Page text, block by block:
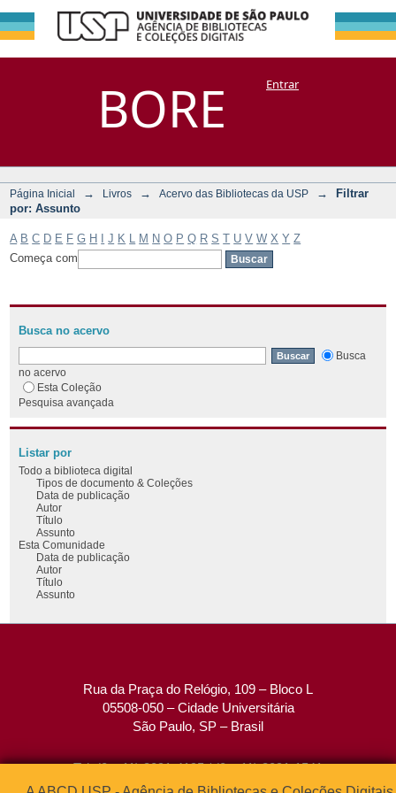
BORE
Filtrar por:
Assunto
DSpace/Manakin + CoriscoEntrar
Página Inicial → Livros → Acervo das Bibliotecas da USP →
Filtrar
por: Assunto
A B C D E F G H J K M N O P Q R S T U V W X Y Z
Começa com
Busca no acervo
Busca
no acervo
Esta Coleção
Pesquisa avançada
Listar por
Todo a biblioteca digital
Tipos de documento & Coleções
Data de publicação
Autor
Título
Assunto
Esta Comunidade
Data de publicação
Autor
Título
Assunto
Rua da Praça do Relógio, 109 – Bloco L
05508-050 – Cidade Universitária
São Paulo, SP – Brasil
Tel: (0xx11) 3091-4195 / (0xx11) 3091-1541
Fax: (0xx11) 3091-1567